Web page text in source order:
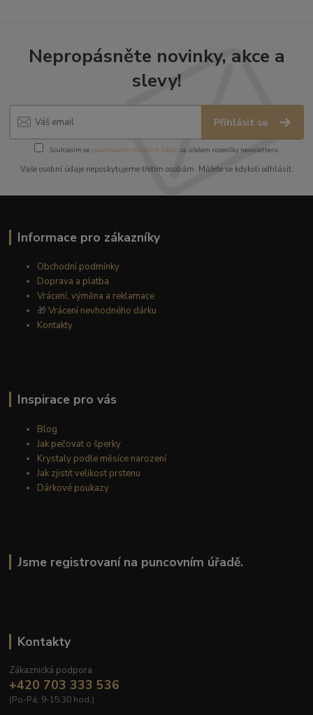
Nepropásněte novinky, akce a
slevy!
Přihlásit se
Souhlasím se zpracováním osobních údajůza účelem rozesílky newsletteru.
Vaše osobní údaje neposkytujeme třetím osobám. Můžete se kdykoli odhlásit.
Informace pro zákazníky
Obchodní podmínky
Doprava a platba
Vrácení, výměna a reklamace
🎁Vrácení nevhodného dárku
Kontakty
Inspirace pro vás
Blog
Jak pečovat o šperky
Krystaly podle měsíce narození
Jak zjistit velikost prstenu
Dárkové poukazy
Jsme registrovaní na puncovním úřadě.
Kontakty
Zákaznická podpora
+420 703 333 536
(Po-Pá, 9-15:30 hod.)